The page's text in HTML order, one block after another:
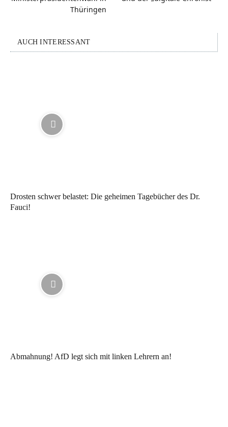
Thüringen
AUCH INTERESSANT
Drosten schwer belastet: Die geheimen Tagebücher des Dr.
Fauci!
Abmahnung! AfD legt sich mit linken Lehrern an!